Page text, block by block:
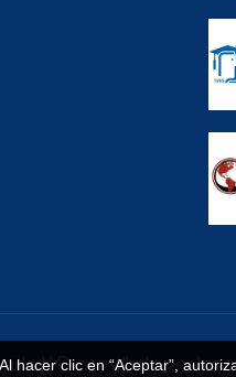
hacer clic en “Aceptar”,
| Desarrollado por los